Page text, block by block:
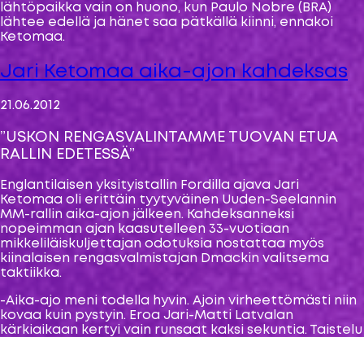
lähtöpaikka vain on huono, kun Paulo Nobre (BRA)
lähtee edellä ja hänet saa pätkällä kiinni, ennakoi
Ketomaa.
Jari Ketomaa aika-ajon kahdeksas
21.06.2012
”USKON RENGASVALINTAMME TUOVAN ETUA
RALLIN EDETESSÄ”
Englantilaisen yksityistallin Fordilla ajava Jari
Ketomaa oli erittäin tyytyväinen Uuden-Seelannin
MM-rallin aika-ajon jälkeen. Kahdeksanneksi
nopeimman ajan kaasutelleen 33-vuotiaan
mikkeliläiskuljettajan odotuksia nostattaa myös
kiinalaisen rengasvalmistajan Dmackin valitsema
taktiikka.
-Aika-ajo meni todella hyvin. Ajoin virheettömästi niin
kovaa kuin pystyin. Eroa Jari-Matti Latvalan
kärkiaikaan kertyi vain runsaat kaksi sekuntia. Taistelu